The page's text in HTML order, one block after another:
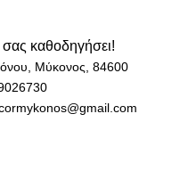
καθοδηγήσει!
Μύκονος, 84600